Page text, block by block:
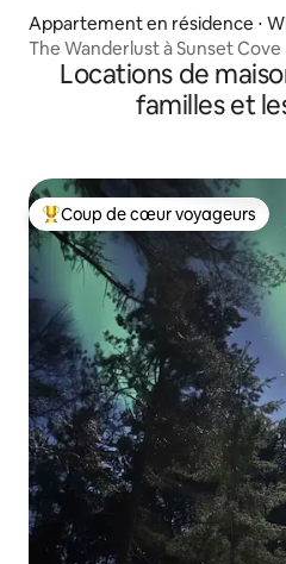
Appartement en résidence ⋅
The Wanderlust à Sunset Cove
Locations de
familles et
Coups de cœur voyageurs les
Coup de cœur voyageurs